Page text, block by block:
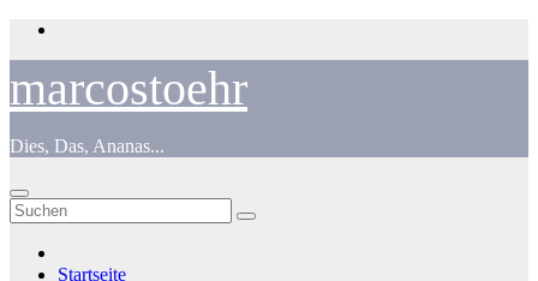
Zum
marcostoehr
Dies, Das, Ananas...
Startseite